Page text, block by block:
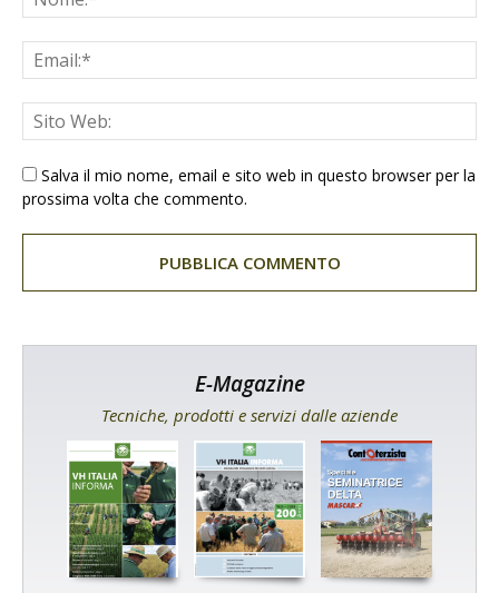
Salva il mio nome, email e sito web in questo browser per la
prossima volta che commento.
E-Magazine
Tecniche, prodotti e servizi dalle aziende